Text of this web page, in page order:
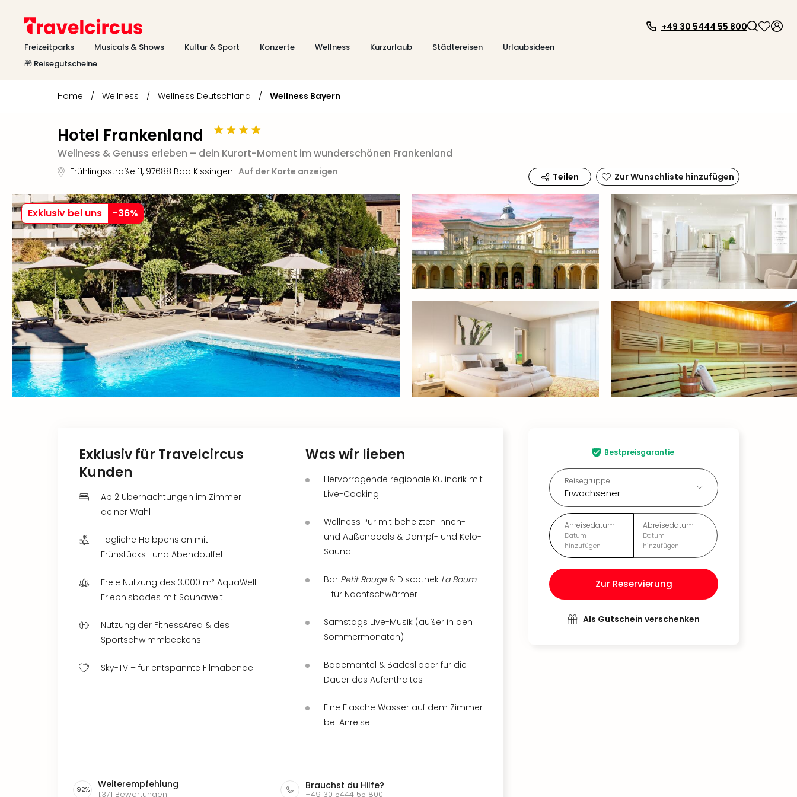
Freizeitparks Musicals & Shows Kultur & Sport Konzerte Wellness Kurzurlaub Städtereisen
Urlaubsideen
🎁 Reisegutscheine
+49 30 5444 55 800
Home / Wellness / Wellness Deutschland / Wellness Bayern
Hotel Frankenland
Wellness & Genuss erleben – dein Kurort-Moment im wunderschönen Frankenland
Frühlingsstraße 11, 97688 Bad Kissingen Auf der Karte anzeigen Teilen Zur Wunschliste hinzufügen
Exklusiv bei uns -36%
Bestpreisgarantie
Reisegruppe
Erwachsener
Anreisedatum
Datum
hinzufügen
Abreisedatum
Datum
hinzufügen
Zur Reservierung
Als Gutschein verschenken
Exklusiv für Travelcircus
Kunden
Ab 2 Übernachtungen im Zimmer
deiner Wahl
Tägliche Halbpension mit
Frühstücks- und Abendbuffet
Freie Nutzung des 3.000 m² AquaWell
Erlebnisbades mit Saunawelt
Nutzung der FitnessArea & des
Sportschwimmbeckens
Sky-TV – für entspannte Filmabende
Was wir lieben
Hervorragende regionale Kulinarik mit
Live-Cooking
Wellness Pur mit beheizten Innen-
und Außenpools & Dampf- und Kelo-
Sauna
Bar Petit Rouge& Discothek La Boum
– für Nachtschwärmer
Samstags Live-Musik (außer in den
Sommermonaten)
Bademantel & Badeslipper für die
Dauer des Aufenthaltes
Eine Flasche Wasser auf dem Zimmer
bei Anreise
92% Weiterempfehlung
1.371 Bewertungen
Brauchst du Hilfe?
+49 30 5444 55 800